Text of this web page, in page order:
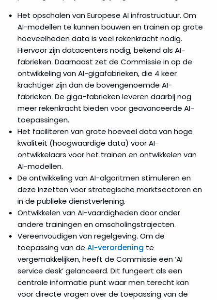
Het opschalen van Europese AI infrastructuur. Om
AI-modellen te kunnen bouwen en trainen op grote
hoeveelheden data is veel rekenkracht nodig.
Hiervoor zijn datacenters nodig, bekend als AI-
fabrieken. Daarnaast zet de Commissie in op de
ontwikkeling van AI-gigafabrieken, die 4 keer
krachtiger zijn dan de bovengenoemde AI-
fabrieken. De giga-fabrieken leveren daarbij nog
meer rekenkracht bieden voor geavanceerde AI-
toepassingen.
Het faciliteren van grote hoeveel data van hoge
kwaliteit (hoogwaardige data) voor AI-
ontwikkelaars voor het trainen en ontwikkelen van
AI-modellen.
De ontwikkeling van AI-algoritmen stimuleren en
deze inzetten voor strategische marktsectoren en
in de publieke dienstverlening.
Ontwikkelen van AI-vaardigheden door onder
andere trainingen en omscholingstrajecten.
Vereenvoudigen van regelgeving. Om de
toepassing van de AI-verordening te
vergemakkelijken, heeft de Commissie een ‘AI
service desk’ gelanceerd. Dit fungeert als een
centrale informatie punt waar men terecht kan
voor directe vragen over de toepassing van de